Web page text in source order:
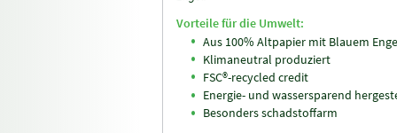
Vorteile für die Umwelt:
Aus 100% Altpapier mit Blauem
Klimaneutral produziert
FSC®-recycled credit
Energie- und wassersparend
Besonders schadstoffarm